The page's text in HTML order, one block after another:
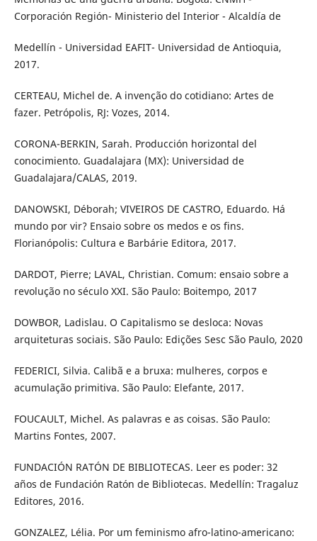
Corporación Región- Ministerio del Interior - Alcaldía de
Medellín - Universidad EAFIT- Universidad de Antioquia,
2017.
CERTEAU, Michel de. A invenção do cotidiano: Artes de
fazer. Petrópolis, RJ: Vozes, 2014.
CORONA-BERKIN, Sarah. Producción horizontal del
conocimiento. Guadalajara (MX): Universidad de
Guadalajara/CALAS, 2019.
DANOWSKI, Déborah; VIVEIROS DE CASTRO, Eduardo. Há
mundo por vir? Ensaio sobre os medos e os fins.
Florianópolis: Cultura e Barbárie Editora, 2017.
DARDOT, Pierre; LAVAL, Christian. Comum: ensaio sobre a
revolução no século XXI. São Paulo: Boitempo, 2017
DOWBOR, Ladislau. O Capitalismo se desloca: Novas
arquiteturas sociais. São Paulo: Edições Sesc São Paulo, 2020
FEDERICI, Silvia. Calibã e a bruxa: mulheres, corpos e
acumulação primitiva. São Paulo: Elefante, 2017.
FOUCAULT, Michel. As palavras e as coisas. São Paulo:
Martins Fontes, 2007.
FUNDACIÓN RATÓN DE BIBLIOTECAS. Leer es poder: 32
años de Fundación Ratón de Bibliotecas. Medellín: Tragaluz
Editores, 2016.
GONZALEZ, Lélia. Por um feminismo afro-latino-americano: